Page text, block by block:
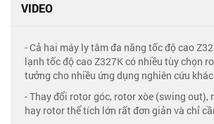
VIDEO
- Cả hai máy ly tâm đa năng tốc độ cao
lạnh tốc độ cao Z327K có nhiều tùy chọn
tưởng cho nhiều ứng dụng nghiên cứu
- Thay đổi rotor góc, rotor xòe (swing
hay rotor thể tích lớn rất đơn giản và chỉ